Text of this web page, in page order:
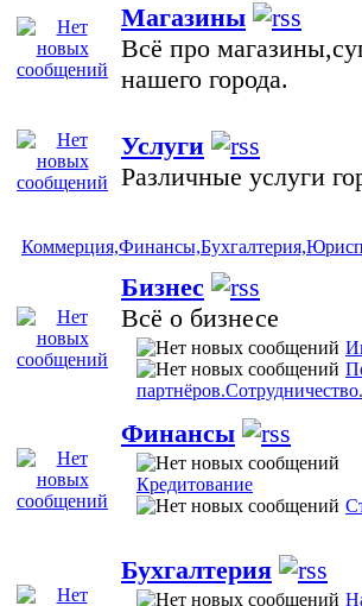
Магазины
Всё про
нашего города.
Услуги
Различные услуги
Бизнес
Всё о бизнесе
партнёров.Сотрудничество.
Финансы
Кредитование
Бухгалтерия